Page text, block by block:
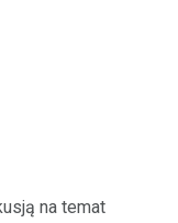
na temat